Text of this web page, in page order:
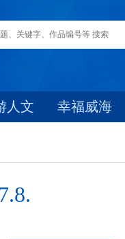
人文 幸福威海